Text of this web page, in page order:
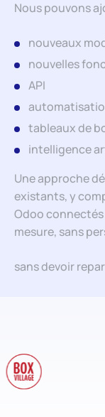
Nous pouvons
nouveaux
nouvelles
API
tableaux de
intelligence
Une approche
existants, y
Odoo
mesure, sans
sans devoir